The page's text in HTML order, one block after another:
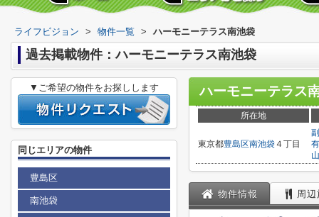
ライフビジョン > 物件一覧 > ハーモニーテラス南池袋
過去掲載物件：ハーモニーテラス南池袋
ハーモニーテラス
所在地
東京都豊島区南池袋４丁目
物件情報 周
▼ご希望の物件をお探しします
同じエリアの物件
豊島区
南池袋